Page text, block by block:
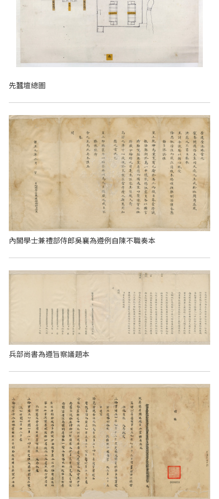
先蠶壇總圖
內閣學士兼禮部侍郎吳襄為遵例自陳不職奏本
兵部尚書為遵旨察議題本